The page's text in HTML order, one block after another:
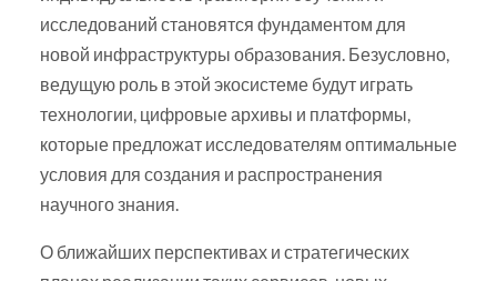
исследований становятся фундаментом для
новой инфраструктуры образования. Безусловно,
ведущую роль в этой экосистеме будут играть
технологии, цифровые архивы и платформы,
которые предложат исследователям оптимальные
условия для создания и распространения
научного знания.
О ближайших перспективах и стратегических